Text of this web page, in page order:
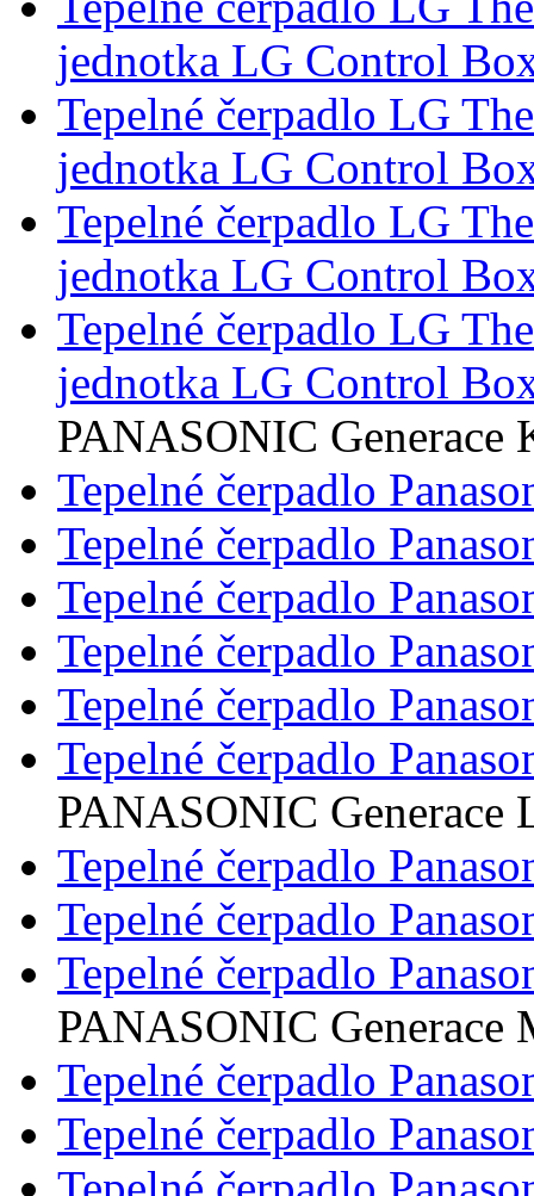
jednotka LG Control
Tepelné čerpadlo LG
jednotka LG Control
Tepelné čerpadlo LG
jednotka LG Control
Tepelné čerpadlo LG
jednotka LG Control
PANASONIC Generace
Tepelné čerpadlo
Tepelné čerpadlo
Tepelné čerpadlo
Tepelné čerpadlo
Tepelné čerpadlo
Tepelné čerpadlo
PANASONIC Generace
Tepelné čerpadlo
Tepelné čerpadlo
Tepelné čerpadlo
PANASONIC Generace
Tepelné čerpadlo
Tepelné čerpadlo